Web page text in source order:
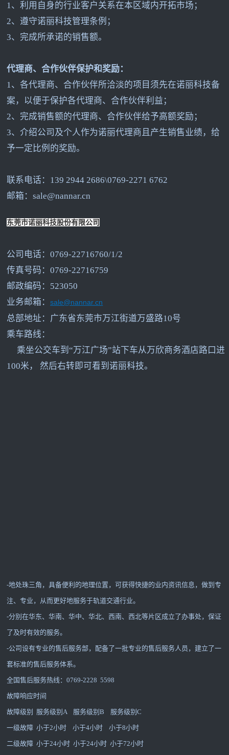
1、利用自身的行业客户关系在本区域内开拓市场；
2、遵守诺丽科技管理条例；
3、完成所承诺的销售额。
代理商、合作伙伴保护和奖励：
1、各代理商、合作伙伴所洽淡的项目须先在诺丽科技备
案，以便于保护各代理商、合作伙伴利益；
2、完成销售额的代理商、合作伙伴给予高额奖励；
3、介绍公司及个人作为诺丽代理商且产生销售业绩，给
予一定比例的奖励。
联系电话：139 2944 2686\0769-2271 6762
邮箱：sale@nannar.cn
东莞市诺丽科技股份有限公司
公司电话：0769-22716760/1/2
传真号码：0769-22716759
邮政编码：523050
业务邮箱：sale@nannar.cn
总部地址：广东省东莞市万江街道万盛路10号
乘车路线：
乘坐公交车到“万江广场”站下车从万欣商务酒店路口进
100米， 然后右转即可看到诺丽科技。
-地处珠三角，具备便利的地理位置，可获得快捷的业内资讯信息，做到专
注、专业，从而更好地服务于轨道交通行业。
-分别在华东、华南、华中、华北、西南、西北等片区成立了办事处，保证
了及时有效的服务。
-公司设有专业的售后服务部，配备了一批专业的售后服务人员，建立了一
套标准的售后服务体系。
全国售后服务热线：0769-2228 5598
故障响应时间
故障级别 服务级别A 服务级别B 服务级别C
一级故障 小于2小时 小于4小时 小于8小时
二级故障 小于24小时 小于24小时 小于72小时